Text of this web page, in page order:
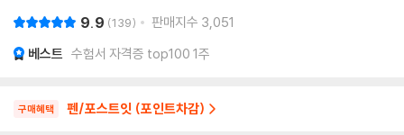
9.9 139 판매지수 3,051
베스트 수험서 자격증 top100 1주
구매혜택 펜/포스트잇 (포인트차감)